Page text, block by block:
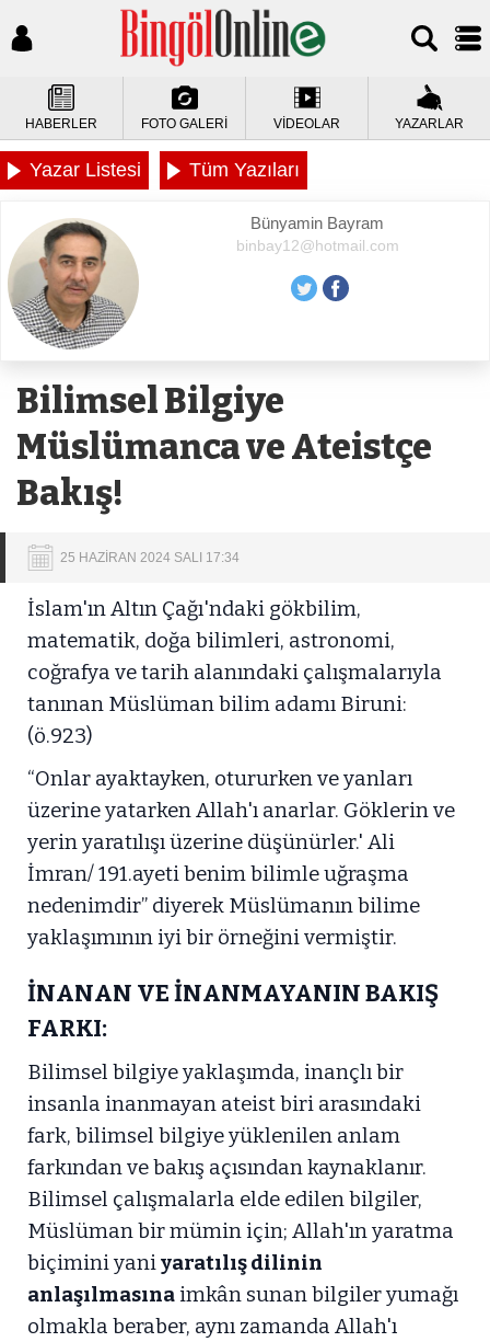
HABERLER FOTO GALERİ VİDEOLAR YAZARLAR
Yazar Listesi Tüm Yazıları
Bünyamin Bayram
binbay12@hotmail.com
Bilimsel Bilgiye
Müslümanca ve Ateistçe
Bakış!
25 HAZİRAN 2024 SALI 17:34
İslam'ın Altın Çağı'ndaki gökbilim,
matematik, doğa bilimleri, astronomi,
coğrafya ve tarih alanındaki çalışmalarıyla
tanınan Müslüman bilim adamı Biruni:
(ö.923)
“Onlar ayaktayken, otururken ve yanları
üzerine yatarken Allah'ı anarlar. Göklerin ve
yerin yaratılışı üzerine düşünürler.' Ali
İmran/ 191.ayeti benim bilimle uğraşma
nedenimdir” diyerek Müslümanın bilime
yaklaşımının iyi bir örneğini vermiştir.
İNANAN VE İNANMAYANIN BAKIŞ
FARKI:
Bilimsel bilgiye yaklaşımda, inançlı bir
insanla inanmayan ateist biri arasındaki
fark, bilimsel bilgiye yüklenilen anlam
farkından ve bakış açısından kaynaklanır.
Bilimsel çalışmalarla elde edilen bilgiler,
Müslüman bir mümin için; Allah'ın yaratma
biçimini yaniyaratılış dilinin
anlaşılmasına imkân sunan bilgiler yumağı
olmakla beraber, aynı zamanda Allah'ı